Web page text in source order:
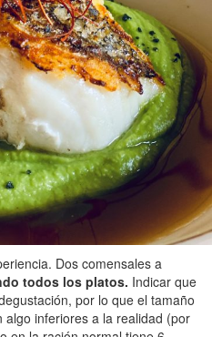
Dos comensales a
todos los platos. Indicar que
por lo que el tamaño
inferiores a la realidad (por